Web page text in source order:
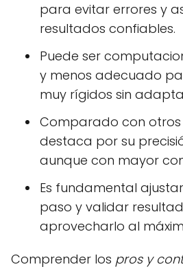
para evitar errores y
resultados confiables.
Puede ser
y menos adecuado
muy rígidos sin
Comparado con
destaca por su
aunque con mayor
Es fundamental
paso y validar
aprovecharlo al
Comprender los pros y